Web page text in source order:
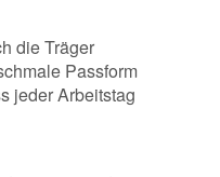
die Träger
Passform
jeder Arbeitstag